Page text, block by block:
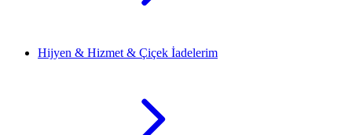
Hijyen & Hizmet & Çiçek İadelerim